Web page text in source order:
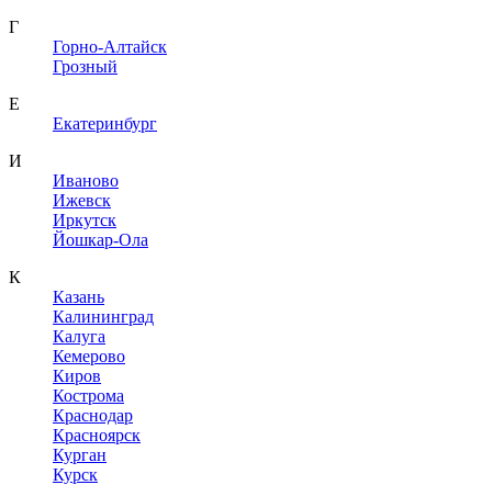
Г
Горно-Алтайск
Грозный
Е
Екатеринбург
И
Иваново
Ижевск
Иркутск
Йошкар-Ола
К
Казань
Калининград
Калуга
Кемерово
Киров
Кострома
Краснодар
Красноярск
Курган
Курск